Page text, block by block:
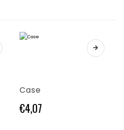
Questo prodotto ha più varianti. Le opzioni possono essere scelte nella pagina del prodotto
Case
€4,07